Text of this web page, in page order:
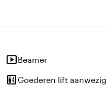
smart_displayBeamer
elevatorGoederen lift aanwezig